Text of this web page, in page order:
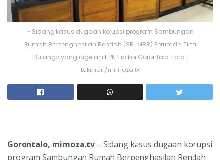
- Sidang kasus dugaan korupsi program Sambungan
Rumah Berpenghasilan Rendah (SR_MBR) Perumda Tirta
Bulango yang digelar di PN Tipikor Gorontalo. Foto :
Lukman/mimoza.tv
Gorontalo, mimoza.tv – Sidang kasus dugaan korupsi
program Sambungan Rumah Berpenghasilan Rendah